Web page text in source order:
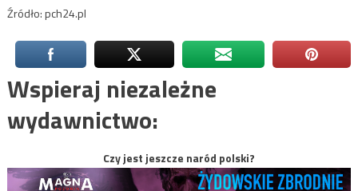
Źródło: pch24.pl
Wspieraj niezależne
wydawnictwo:
Czy jest jeszcze naród polski?